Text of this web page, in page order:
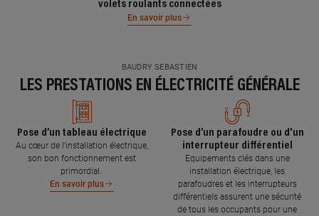
volets roulants connectées
En savoir plus
BAUDRY SEBASTIEN
LES PRESTATIONS EN ÉLECTRICITÉ GÉNÉRALE
Pose d’un tableau électrique
Au cœur de l’installation électrique,
son bon fonctionnement est
primordial.
En savoir plus
Pose d’un parafoudre ou d'un
interrupteur différentiel
Equipements clés dans une
installation électrique, les
parafoudres et les interrupteurs
différentiels assurent une sécurité
de tous les occupants pour une